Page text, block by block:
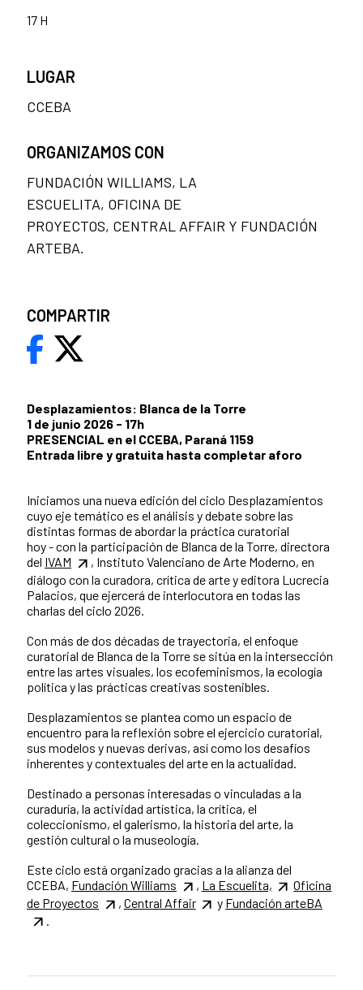
Desplazamientos: Blanca de la Torre
1 de junio 2026 - 17h
PRESENCIAL en el CCEBA, Paraná 1159
Entrada libre y gratuita hasta completar aforo
Iniciamos una nueva edición del ciclo Desplazamientos
cuyo eje temático es el análisis y debate sobre las
distintas formas de abordar la práctica curatorial
hoy - con la participación de Blanca de la Torre, directora
del IVAM
, Instituto Valenciano de Arte Moderno, en
diálogo con la curadora, crítica de arte y editora Lucrecia
Palacios, que ejercerá de interlocutora en todas las
charlas del ciclo 2026.
Con más de dos décadas de trayectoria, el enfoque
curatorial de Blanca de la Torre se sitúa en la intersección
entre las artes visuales, los ecofeminismos, la ecología
política y las prácticas creativas sostenibles.
Desplazamientos se plantea como un espacio de
encuentro para la reflexión sobre el ejercicio curatorial,
sus modelos y nuevas derivas, así como los desafíos
inherentes y contextuales del arte en la actualidad.
Destinado a personas interesadas o vinculadas a la
curaduría, la actividad artística, la crítica, el
coleccionismo, el galerismo, la historia del arte, la
gestión cultural o la museología.
Este ciclo está organizado gracias a la alianza del
CCEBA, Fundación Williams , La Escuelita,
Oficina
de Proyectos
, Central Affair y Fundación arteBA
17 H
LUGAR
CCEBA
ORGANIZAMOS CON
FUNDACIÓN WILLIAMS, LA
ESCUELITA, OFICINA DE
PROYECTOS, CENTRAL AFFAIR Y FUNDACIÓN
ARTEBA.
COMPARTIR